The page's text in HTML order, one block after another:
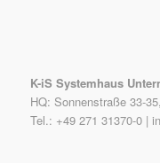
K-iS Systemhaus
HQ: Sonnenstraße 33-
Tel.: +49 271 31370-0 |